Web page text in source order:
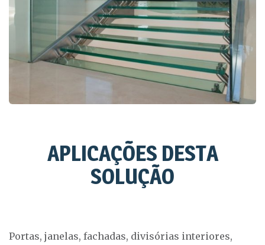
APLICAÇÕES DESTA
SOLUÇÃO
Portas, janelas, fachadas, divisórias interiores,